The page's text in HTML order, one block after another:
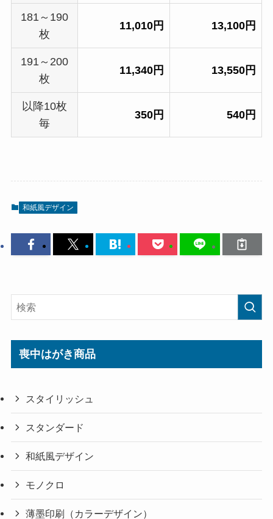
181～190
枚
11,010円 13,100円
191～200
枚
11,340円 13,550円
以降10枚
毎
350円 540円
和紙風デザイン
喪中はがき商品
スタイリッシュ
スタンダード
和紙風デザイン
モノクロ
薄墨印刷（カラーデザイン）